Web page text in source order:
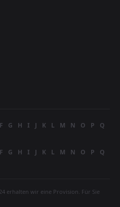
F G H I J K L M N O P
Q
F G H I J K L M N O P
Q
erhalten wir eine Provision. Für Sie